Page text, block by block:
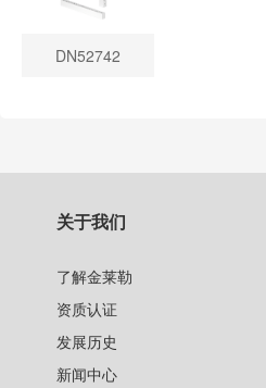
DN52742
关于我们
了解金莱勒
资质认证
发展历史
新闻中心